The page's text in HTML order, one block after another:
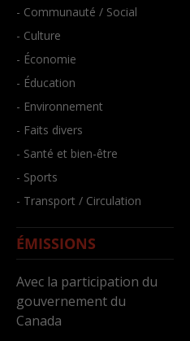
- Communauté / Social
- Culture
- Économie
- Éducation
- Environnement
- Faits divers
- Santé et bien-être
- Sports
- Transport / Circulation
ÉMISSIONS
Avec la participation du
gouvernement du
Canada